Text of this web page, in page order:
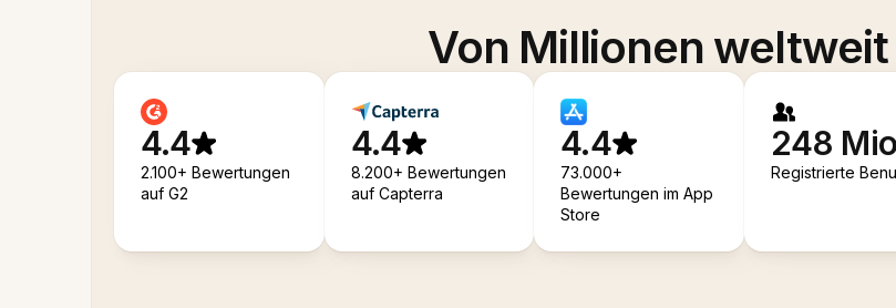
Von Millionen
4.4
2.100+ Bewertungen
auf G2
4.4
8.200+ Bewertungen
auf Capterra
4.4
73.000+
Bewertungen im App
Store
248
Registrierte